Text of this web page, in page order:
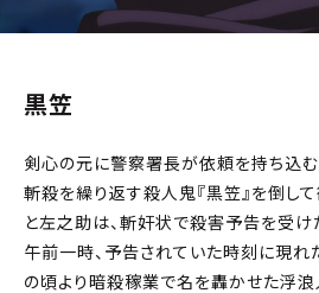
黒笠
剣心の元に警察署長が依頼を持ち込む
斬殺を繰り返す殺人鬼『黒笠』を倒し
と左之助は、斬奸状で殺害予告を受け
午前一時、予告されていた時刻に現れ
の頃より暗殺稼業で名を轟かせた浮浪